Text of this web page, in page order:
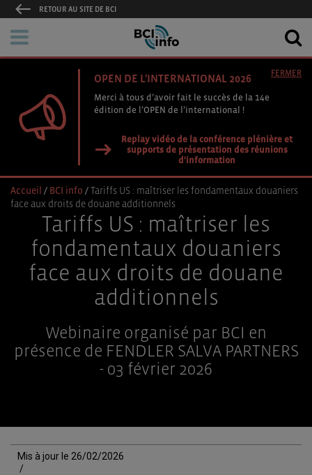
RETOUR AU SITE DE BCI
OPEN DE L'INTERNATIONAL 2026
Merci à tous d’avoir fait le succès de la 14e
édition de l’OPEN de l’international !
Replay vidéo de la conférence plénière et
supports de présentation des réunions
d'information
FERMER
Accueil / BCI info /Tariffs US : maîtriser les fondamentaux douaniers
face aux droits de douane additionnels
Tariffs US : maîtriser les
fondamentaux douaniers
face aux droits de douane
additionnels
Webinaire organisé par BCI en
présence de FENDLER SALVA PARTNERS
- 03 février 2026
Mis à jour le 26/02/2026
/